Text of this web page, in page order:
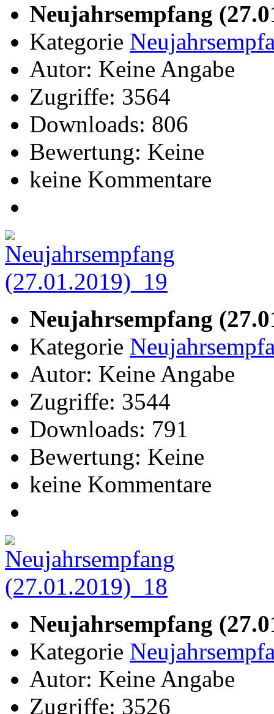
Neujahrsempfang
Kategorie
Autor: Keine Angabe
Zugriffe: 3564
Downloads: 806
Bewertung: Keine
keine Kommentare
Neujahrsempfang
Kategorie
Autor: Keine Angabe
Zugriffe: 3544
Downloads: 791
Bewertung: Keine
keine Kommentare
Neujahrsempfang
Kategorie
Autor: Keine Angabe
Zugriffe: 3526